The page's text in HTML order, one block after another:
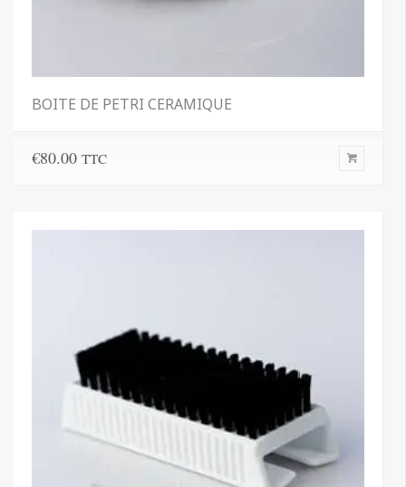
BOITE DE PETRI CERAMIQUE
€80.00 TTC